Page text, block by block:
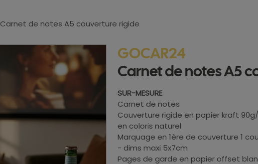
Carnet de notes A5 couverture rigide
GOCAR24
Carnet de notes A5
SUR-MESURE
Carnet de notes
Couverture rigide en papier kraft
en coloris naturel
Marquage en 1ère de couverture 1
- dims maxi 5x7cm
Pages de garde en papier offset